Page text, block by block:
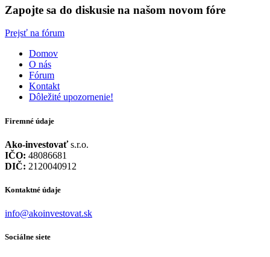
Zapojte sa do diskusie na našom novom fóre
Prejsť na fórum
Domov
O nás
Fórum
Kontakt
Dôležité upozornenie!
Firemné údaje
Ako-investovaťs.r.o.
IČO: 48086681
DIČ: 2120040912
Kontaktné údaje
info@akoinvestovat.sk
Sociálne siete